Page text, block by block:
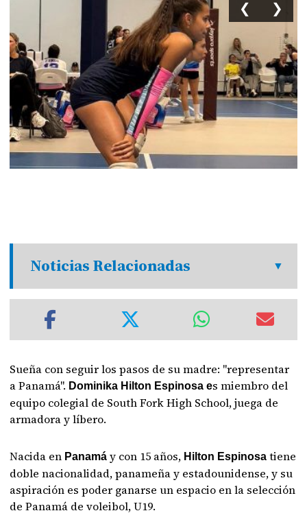
❮ ❯
Noticias Relacionadas
Sueña con seguir los pasos de su madre: "representar
a Panamá". Dominika Hilton Espinosa es miembro del
equipo colegial de South Fork High School, juega de
armadora y líbero.
Nacida en Panamáy con 15 años, Hilton Espinosa tiene
doble nacionalidad, panameña y estadounidense, y su
aspiración es poder ganarse un espacio en la selección
de Panamá de voleibol, U19.